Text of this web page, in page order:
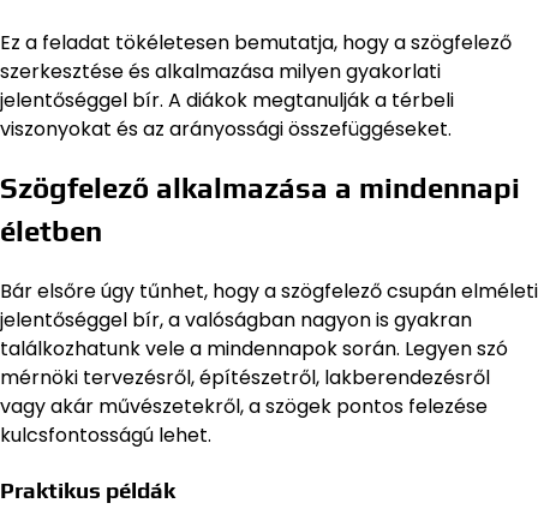
Ez a feladat tökéletesen bemutatja, hogy a szögfelező
szerkesztése és alkalmazása milyen gyakorlati
jelentőséggel bír. A diákok megtanulják a térbeli
viszonyokat és az arányossági összefüggéseket.
Szögfelező alkalmazása a mindennapi
életben
Bár elsőre úgy tűnhet, hogy a szögfelező csupán elméleti
jelentőséggel bír, a valóságban nagyon is gyakran
találkozhatunk vele a mindennapok során. Legyen szó
mérnöki tervezésről, építészetről, lakberendezésről
vagy akár művészetekről, a szögek pontos felezése
kulcsfontosságú lehet.
Praktikus példák